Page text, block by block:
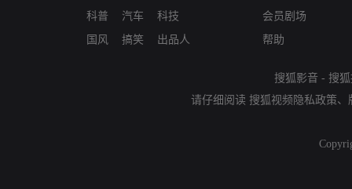
科普
国风
汽车
搞笑
科技
出品人
会员剧场
帮助
搜狐影音 - 搜
请仔细阅读 搜狐视频隐私政策、